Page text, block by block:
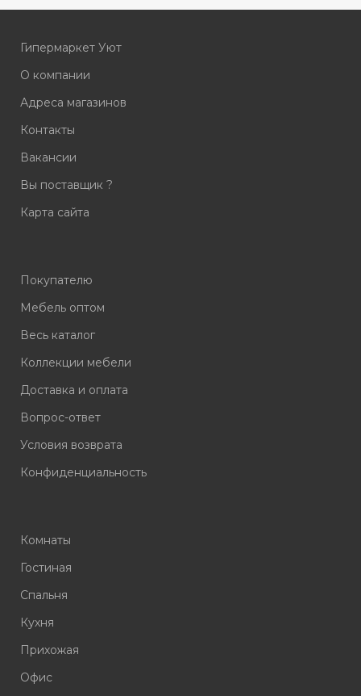
Гипермаркет Уют
О компании
Адреса магазинов
Контакты
Вакансии
Вы поставщик ?
Карта сайта
Покупателю
Мебель оптом
Весь каталог
Коллекции мебели
Доставка и оплата
Вопрос-ответ
Условия возврата
Конфиденциальность
Комнаты
Гостиная
Спальня
Кухня
Прихожая
Офис